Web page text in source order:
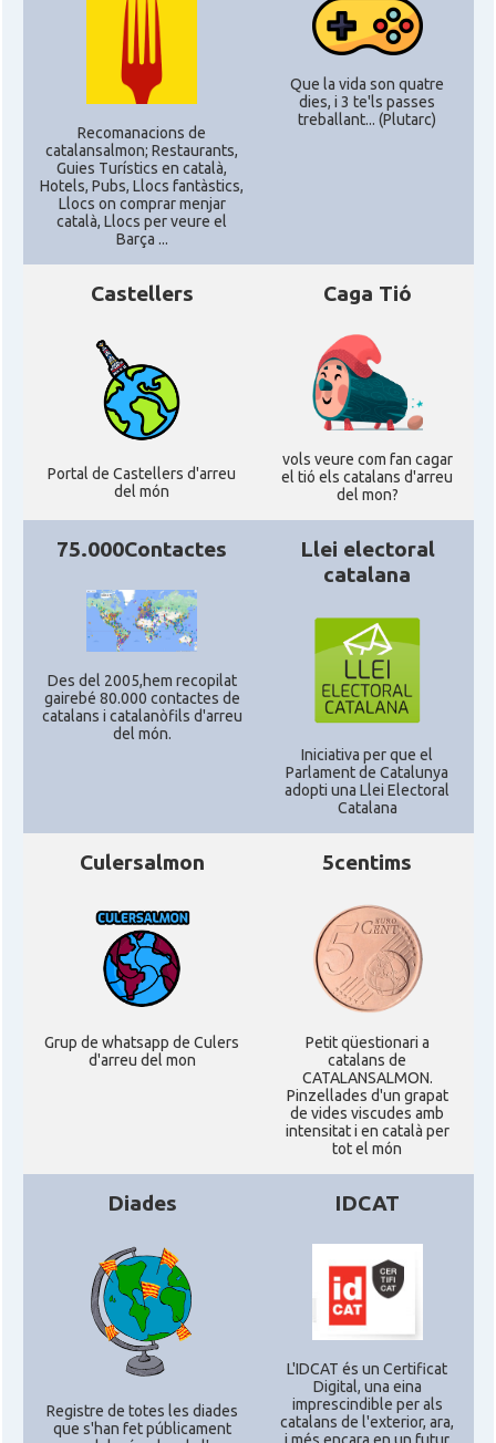
Casal Català del Nord de Califòrnia
Casal
Casal dels Països Catalans a
Casal Catalan Institute of America
Casal Fundació Paulí Bellet
Casal
North American Catalan Society
(NACS)
Acció ACCIÓ a Austin
Acció Acció a New York
Acció ACCIÓ a Silicon Valley
Acció
Acció
Delegació
Units i Canadà (New York)
Delegació
Delegació del Govern als Estats
Units i Canadà (Washington)
Consolat general a Boston
Consolat Consolat general a Chicago
Consolat Consolat general a Houston
Consolat general a Los Angeles
Consolat general a Miami
Consolat Consolat general a San Francisco
Consolat
Ambaixada
Ambaixada espanyola a Estats Units
d'Amèrica
Recomanacions de
catalansalmon; Restaurants,
Guies Turístics en català,
Hotels, Pubs, Llocs fantàstics,
Llocs on comprar menjar
català, Llocs per veure el
Barça ...
Que la vida son quatre
dies, i 3 te'ls passes
treballant... (Plutarc)
Castellers
Portal de Castellers d'arreu
del món
Caga Tió
vols veure com fan cagar
el tió els catalans d'arreu
del mon?
75.000Contactes
Des del 2005,hem recopilat
gairebé 80.000 contactes de
catalans i catalanòfils d'arreu
del món.
Llei electoral
catalana
Iniciativa per que el
Parlament de Catalunya
adopti una Llei Electoral
Catalana
Culersalmon
Grup de whatsapp de Culers
d'arreu del mon
5centims
Petit qüestionari a
catalans de
CATALANSALMON.
Pinzellades d'un grapat
de vides viscudes amb
intensitat i en català per
tot el món
Diades
Registre de totes les diades
que s'han fet públicament
IDCAT
L'IDCAT és un Certificat
Digital, una eina
imprescindible per als
catalans de l'exterior, ara,
i més encara en un futur